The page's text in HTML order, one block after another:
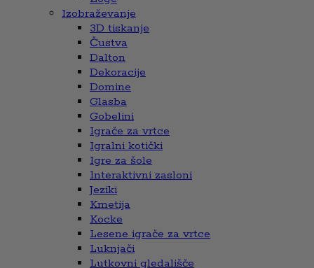
Izobraževanje
3D tiskanje
Čustva
Dalton
Dekoracije
Domine
Glasba
Gobelini
Igrače za vrtce
Igralni kotički
Igre za šole
Interaktivni zasloni
Jeziki
Kmetija
Kocke
Lesene igrače za vrtce
Luknjači
Lutkovni gledališče